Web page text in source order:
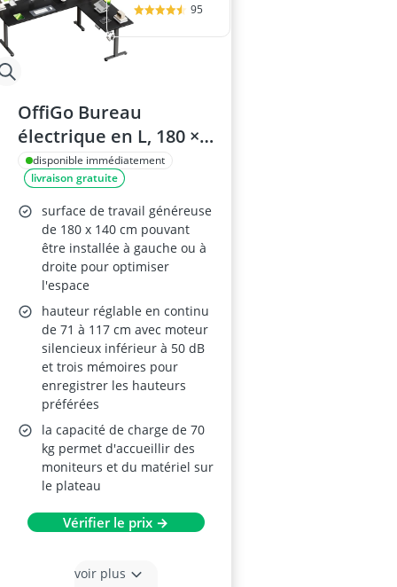
95
OffiGo Bureau
électrique en L, 180 ×
140 cm, hauteur
réglable,
ergonomique, assis-
debout, noir
disponible immédiatement
livraison gratuite
surface de travail généreuse
de 180 x 140 cm pouvant
être installée à gauche ou à
droite pour optimiser
l'espace
hauteur réglable en continu
de 71 à 117 cm avec moteur
silencieux inférieur à 50 dB
et trois mémoires pour
enregistrer les hauteurs
préférées
la capacité de charge de 70
kg permet d'accueillir des
moniteurs et du matériel sur
le plateau
Vérifier le prix →
voir plus